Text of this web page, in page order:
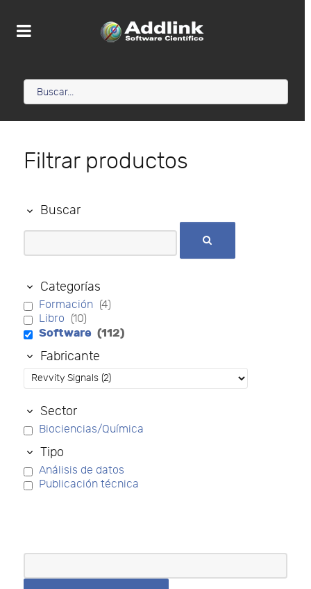
Filtrar productos
Buscar
Categorías
Formación (4)
Libro (10)
Software (112)
Fabricante
Sector
Biociencias/Química
Tipo
Análisis de datos
Publicación técnica